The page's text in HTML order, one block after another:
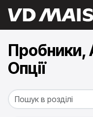
Пробники,
Опції